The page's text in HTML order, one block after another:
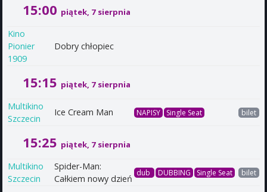
15:00 piątek, 7 sierpnia
Kino
Pionier
1909
Dobry chłopiec
15:15 piątek, 7 sierpnia
Multikino
Szczecin
Ice Cream Man NAPISY Single Seat bilet
15:25 piątek, 7 sierpnia
Multikino
Szczecin
Spider-Man:
Całkiem nowy dzień
dub DUBBING Single Seat bilet